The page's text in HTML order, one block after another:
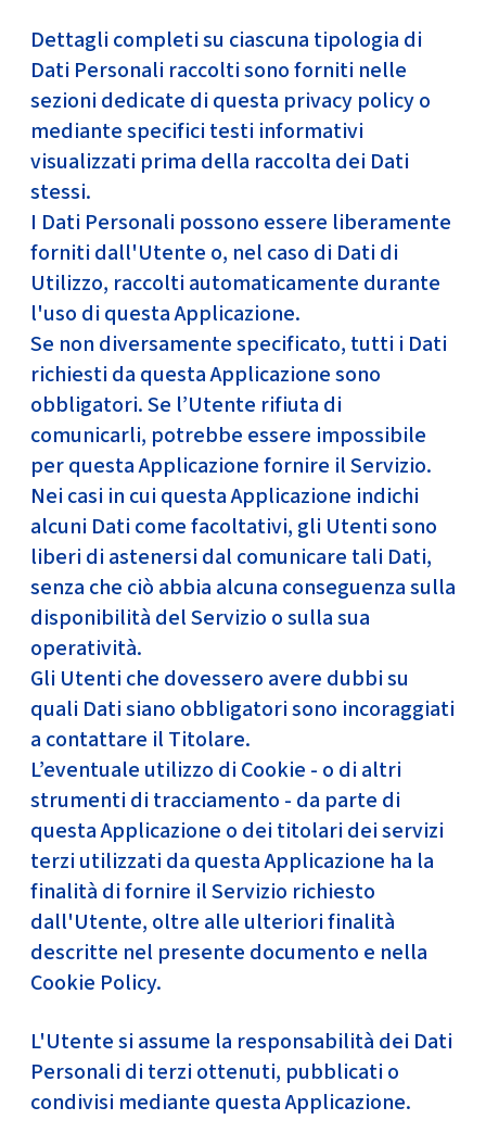
Dettagli completi su ciascuna tipologia di
Dati Personali raccolti sono forniti nelle
sezioni dedicate di questa privacy policy o
mediante specifici testi informativi
visualizzati prima della raccolta dei Dati
stessi.
I Dati Personali possono essere liberamente
forniti dall'Utente o, nel caso di Dati di
Utilizzo, raccolti automaticamente durante
l'uso di questa Applicazione.
Se non diversamente specificato, tutti i Dati
richiesti da questa Applicazione sono
obbligatori. Se l’Utente rifiuta di
comunicarli, potrebbe essere impossibile
per questa Applicazione fornire il Servizio.
Nei casi in cui questa Applicazione indichi
alcuni Dati come facoltativi, gli Utenti sono
liberi di astenersi dal comunicare tali Dati,
senza che ciò abbia alcuna conseguenza sulla
disponibilità del Servizio o sulla sua
operatività.
Gli Utenti che dovessero avere dubbi su
quali Dati siano obbligatori sono incoraggiati
a contattare il Titolare.
L’eventuale utilizzo di Cookie - o di altri
strumenti di tracciamento - da parte di
questa Applicazione o dei titolari dei servizi
terzi utilizzati da questa Applicazione ha la
finalità di fornire il Servizio richiesto
dall'Utente, oltre alle ulteriori finalità
descritte nel presente documento e nella
Cookie Policy.
L'Utente si assume la responsabilità dei Dati
Personali di terzi ottenuti, pubblicati o
condivisi mediante questa Applicazione.